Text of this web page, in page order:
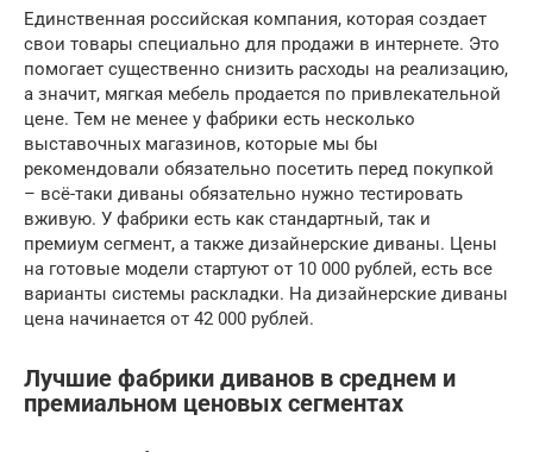
Единственная российская компания, которая создает
свои товары специально для продажи в интернете. Это
помогает существенно снизить расходы на реализацию,
а значит, мягкая мебель продается по привлекательной
цене. Тем не менее у фабрики есть несколько
выставочных магазинов, которые мы бы
рекомендовали обязательно посетить перед покупкой
– всё-таки диваны обязательно нужно тестировать
вживую. У фабрики есть как стандартный, так и
премиум сегмент, а также дизайнерские диваны. Цены
на готовые модели стартуют от 10 000 рублей, есть все
варианты системы раскладки. На дизайнерские диваны
цена начинается от 42 000 рублей.
Лучшие фабрики диванов в среднем и
премиальном ценовых сегментах